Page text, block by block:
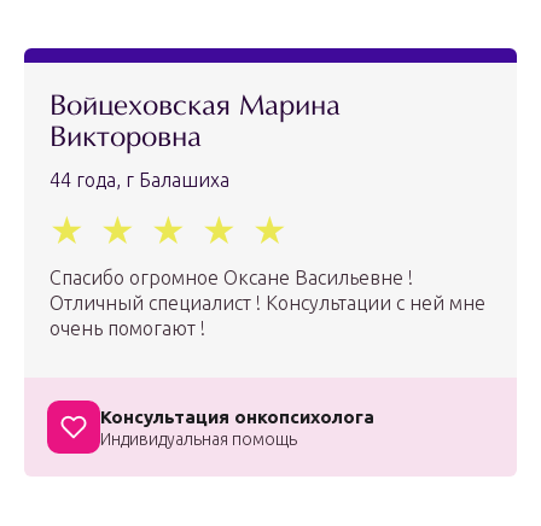
Войцеховская Марина
Викторовна
44 года, г Балашиха
Спасибо огромное Оксане Васильевне !
Отличный специалист ! Консультации с ней мне
очень помогают !
Консультация онкопсихолога
Индивидуальная помощь